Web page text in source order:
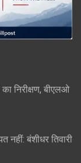
निरीक्षण, बीएलओ
नहीं: बंशीधर तिवारी